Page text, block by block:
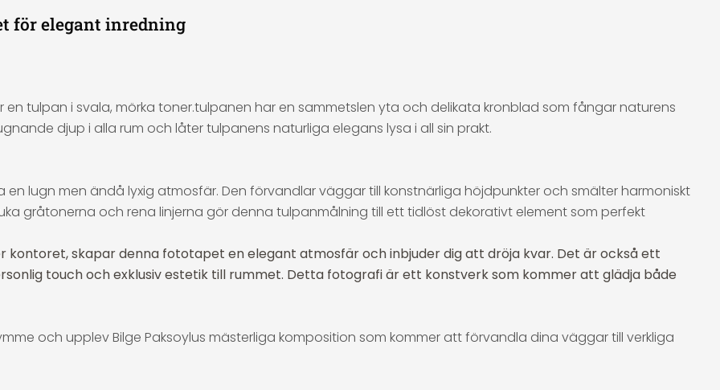
för elegant inredning
tulpan i svala, mörka toner.tulpanen har en sammetslen yta och delikata kronblad som fångar naturens
djup i alla rum och låter tulpanens naturliga elegans lysa i all sin prakt.
lugn men ändå lyxig atmosfär. Den förvandlar väggar till konstnärliga höjdpunkter och smälter harmoniskt
gråtonerna och rena linjerna gör denna tulpanmålning till ett tidlöst dekorativt element som perfekt
skapar denna fototapet en elegant atmosfär och inbjuder dig att dröja kvar. Det är också ett
touch och exklusiv estetik till rummet. Detta fotografi är ett konstverk som kommer att glädja både
och upplev Bilge Paksoylus mästerliga komposition som kommer att förvandla dina väggar till verkliga